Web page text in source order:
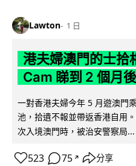
Lawton 1 日
港夫婦澳門的士拾
Cam 睇到 2 個月
一對香港夫婦今年 5 月遊澳門
池，拾遺不報並帶返香港自用
次入境澳門時，被治安警察局...
523 75 ↗ 分享